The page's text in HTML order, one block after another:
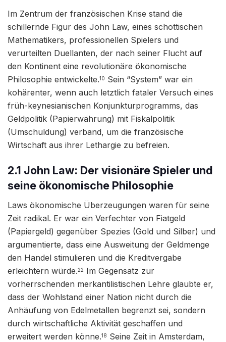
Im Zentrum der französischen Krise stand die
schillernde Figur des John Law, eines schottischen
Mathematikers, professionellen Spielers und
verurteilten Duellanten, der nach seiner Flucht auf
den Kontinent eine revolutionäre ökonomische
Philosophie entwickelte.10 Sein “System” war ein
kohärenter, wenn auch letztlich fataler Versuch eines
früh-keynesianischen Konjunkturprogramms, das
Geldpolitik (Papierwährung) mit Fiskalpolitik
(Umschuldung) verband, um die französische
Wirtschaft aus ihrer Lethargie zu befreien.
2.1 John Law: Der visionäre Spieler und
seine ökonomische Philosophie
Laws ökonomische Überzeugungen waren für seine
Zeit radikal. Er war ein Verfechter von Fiatgeld
(Papiergeld) gegenüber Spezies (Gold und Silber) und
argumentierte, dass eine Ausweitung der Geldmenge
den Handel stimulieren und die Kreditvergabe
erleichtern würde.22 Im Gegensatz zur
vorherrschenden merkantilistischen Lehre glaubte er,
dass der Wohlstand einer Nation nicht durch die
Anhäufung von Edelmetallen begrenzt sei, sondern
durch wirtschaftliche Aktivität geschaffen und
erweitert werden könne.18 Seine Zeit in Amsterdam,